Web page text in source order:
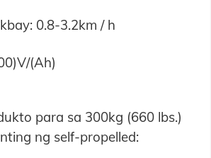
0.8-3.2km / h
(Ah)
para sa 300kg (660 lbs.)
ng self-propelled: